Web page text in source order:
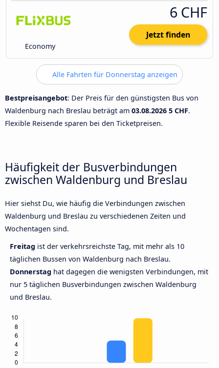
Economy
6 CHF
Jetzt finden
Alle Fahrten für Donnerstag anzeigen
Bestpreisangebot: Der Preis für den günstigsten Bus von
Waldenburg nach Breslau beträgt am 03.08.2026 5 CHF.
Flexible Reisende sparen bei den Ticketpreisen.
Häufigkeit der Busverbindungen
zwischen Waldenburg und Breslau
Hier siehst Du, wie häufig die Verbindungen zwischen
Waldenburg und Breslau zu verschiedenen Zeiten und
Wochentagen sind.
Freitag ist der verkehrsreichste Tag, mit mehr als 10
täglichen Bussen von Waldenburg nach Breslau.
Donnerstag hat dagegen die wenigsten Verbindungen, mit
nur 5 täglichen Busverbindungen zwischen Waldenburg
und Breslau.